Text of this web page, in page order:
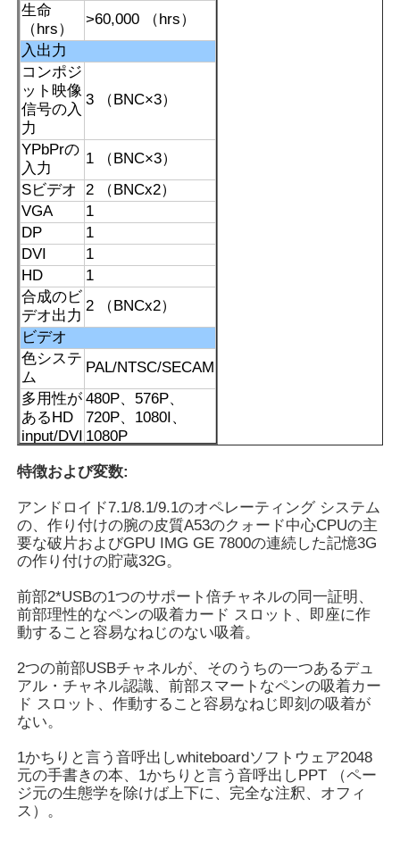
ビデオ
企業情報
会社案内
品質管理
お問い合わせ
見積依頼
デジタル相互黒板
教育相互Whiteboard
会議室の相互表示
デジタル相互スマートな板
デジタル縦の表記
相互キオスクを立てる床
相互フラット パネル
生命
（hrs）
>60,000 （hrs）
入出力
コンポジ
ット映像
信号の入
力
3 （BNC×3）
YPbPrの
入力
1 （BNC×3）
Sビデオ
2 （BNCx2）
VGA
1
DP
1
DVI
1
HD
1
合成のビ
デオ出力
2 （BNCx2）
ビデオ
色システ
ム
PAL/NTSC/SECAM
多用性が
あるHD
input/DVI
480P、576P、
720P、1080I、
1080P
ィルター
はい
ビデオ減
少の騒音
はい
OSDの表示（スクリーン メ
ニュー表示）
言語
中国語/英語
特徴および変数:
アンドロイド7.1/8.1/9.1のオペレーティング システム
の、作り付けの腕の皮質A53のクォード中心CPUの主
要な破片およびGPU IMG GE 7800の連続した記憶3G
の作り付けの貯蔵32G。
前部2*USBの1つのサポート倍チャネルの同一証明、
前部理性的なペンの吸着カード スロット、即座に作
動すること容易なねじのない吸着。
2つの前部USBチャネルが、そのうちの一つあるデュ
アル・チャネル認識、前部スマートなペンの吸着カー
ド スロット、作動すること容易なねじ即刻の吸着が
ない。
1かちりと言う音呼出しwhiteboardソフトウェア2048
元の手書きの本、1かちりと言う音呼出しPPT （ペー
ジ元の生態学を除けば上下に、完全な注釈、オフィ
ス）。